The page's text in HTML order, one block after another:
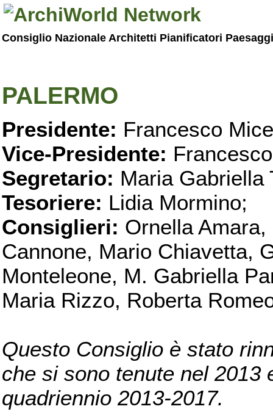
Consiglio Nazionale Architetti Pianificatori
PALERMO
Presidente: Francesco
Vice-Presidente:
Segretario: Maria Gabriella
Tesoriere: Lidia Mormino;
Consiglieri: Ornella
Cannone, Mario Chiavetta,
Monteleone, M. Gabriella
Maria Rizzo, Roberta
Questo Consiglio è stato
che si sono tenute nel 2013
quadriennio 2013-2017.